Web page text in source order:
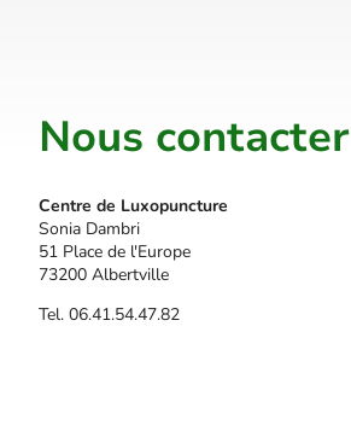
Nous contacter
Centre de Luxopuncture
Sonia Dambri
51 Place de l'Europe
73200 Albertville
Tel. 06.41.54.47.82